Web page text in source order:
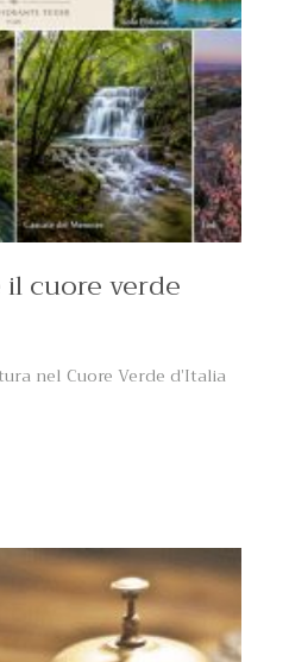
cuore verde
nel Cuore Verde d’Italia